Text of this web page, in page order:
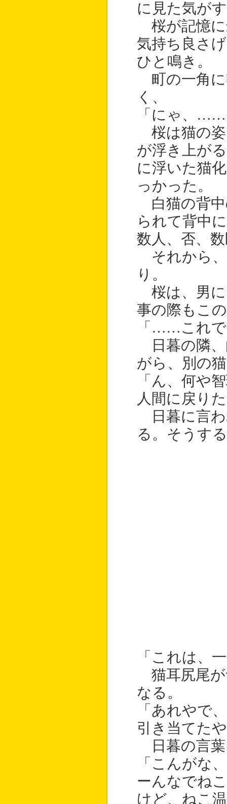
に見た気が
桜が記憶に
気持ち良さ
ひと鳴き。
町の一角に
く、
「にゃ、
桜は猫の姿
が浮き上が
に浮いた猫
っかった。
白猫の背中
られて背中
数人、否、
それから、
り。
桜は、男に
事の際もこ
「……これ
日暮の隣、
がら、別の
「ん、何や
人間に戻り
日暮に言わ
る。そうす
「これは、
猫耳尻尾が
なる。
「あれやで
引き当てた
日暮の言
「こんがな
ーんなでね
けど、ねこ